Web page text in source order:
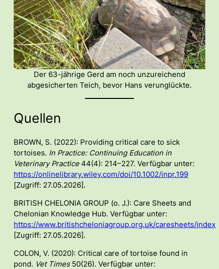
Der 63-jährige Gerd am noch unzureichend
abgesicherten Teich, bevor Hans verunglückte.
Quellen
BROWN, S. (2022): Providing critical care to sick
tortoises. In Practice: Continuing Education in
Veterinary Practice44(4): 214–227. Verfügbar unter:
https://onlinelibrary.wiley.com/doi/10.1002/inpr.199
[Zugriff: 27.05.2026].
BRITISH CHELONIA GROUP (o. J.): Care Sheets and
Chelonian Knowledge Hub. Verfügbar unter:
https://www.britishcheloniagroup.org.uk/caresheets/index
[Zugriff: 27.05.2026].
COLON, V. (2020): Critical care of tortoise found in
pond. Vet Times50(26). Verfügbar unter: